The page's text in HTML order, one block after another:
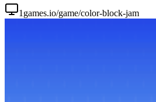
1games.io/game/color-block-jam